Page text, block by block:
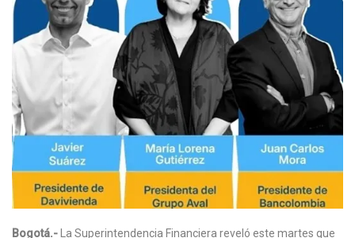
Bogotá.-La Superintendencia Financiera reveló este martes que